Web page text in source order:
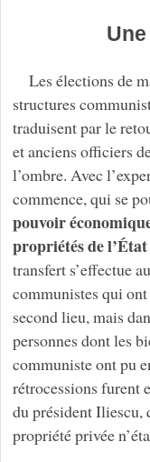
Les élections de
structures
traduisent par le
et anciens officiers
l’ombre. Avec
commence, qui se
pouvoir
propriétés de
transfert s’effectue
communistes qui
second lieu, mais
personnes dont les
communiste ont pu
rétrocessions furent
du président Iliescu,
propriété privée